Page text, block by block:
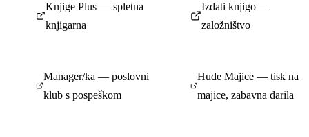
Knjige Plus — spletna
knjigarna
Izdati knjigo —
založništvo
Manager/ka — poslovni
klub s pospeškom
Hude Majice — tisk na
majice, zabavna darila